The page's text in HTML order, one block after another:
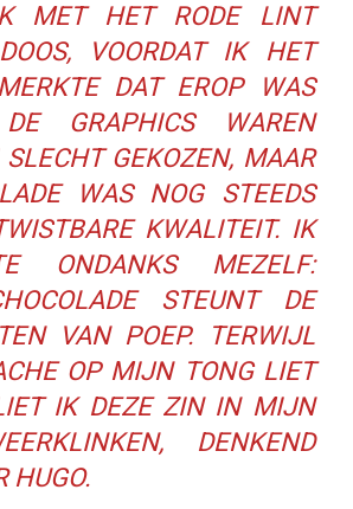
MET HET RODE LINT
VOORDAT IK HET
DAT EROP WAS
GRAPHICS WAREN
GEKOZEN, MAAR
WAS NOG STEEDS
KWALITEIT. IK
ONDANKS MEZELF:
STEUNT DE
VAN POEP. TERWIJL
OP MIJN TONG LIET
IK DEZE ZIN IN MIJN
DENKEND
HUGO.